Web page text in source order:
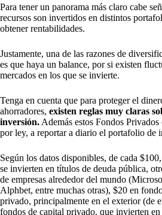
Para tener un panorama más claro cabe
recursos son invertidos en distintos
obtener rentabilidades.
Justamente, una de las razones de
es que haya un balance, por si existen
mercados en los que se invierte.
Tenga en cuenta que para proteger el
ahorradores, existen reglas muy claras
inversión. Además estos Fondos Privados
por ley, a reportar a diario el portafolio de
Según los datos disponibles, de cada
se invierten en títulos de deuda pública,
de empresas alrededor del mundo
Alphbet, entre muchas otras), $20 en
privado, principalmente en el exterior (de
fondos de capital privado, que invierten